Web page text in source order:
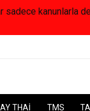
kanunlarla
THAİ TMS